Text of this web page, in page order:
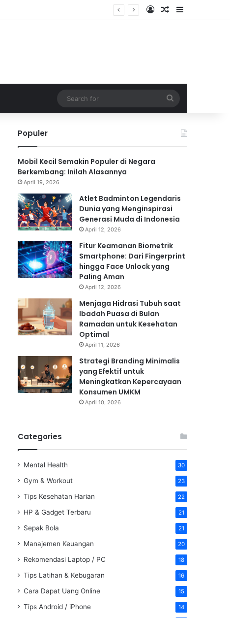
Log InRandom Article
Sidebar
for
Populer
Mobil Kecil Semakin Populer di Negara
Berkembang: Inilah Alasannya
April 19, 2026
Atlet Badminton Legendaris
Dunia yang Menginspirasi
Generasi Muda di Indonesia
April 12, 2026
Fitur Keamanan Biometrik
Smartphone: Dari Fingerprint
hingga Face Unlock yang
Paling Aman
April 12, 2026
Menjaga Hidrasi Tubuh saat
Ibadah Puasa di Bulan
Ramadan untuk Kesehatan
Optimal
April 11, 2026
Strategi Branding Minimalis
yang Efektif untuk
Meningkatkan Kepercayaan
Konsumen UMKM
April 10, 2026
Categories
Mental Health 30
Gym & Workout 23
Tips Kesehatan Harian 22
HP & Gadget Terbaru 21
Sepak Bola 21
Manajemen Keuangan 20
Rekomendasi Laptop / PC 18
Tips Latihan & Kebugaran 16
Cara Dapat Uang Online 15
Tips Android / iPhone 14